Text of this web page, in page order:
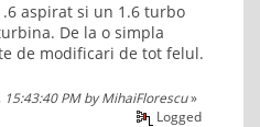
aspirat si un 1.6 turbo
De la o simpla
de modificari de tot felul.
PM by MihaiFlorescu»
Logged